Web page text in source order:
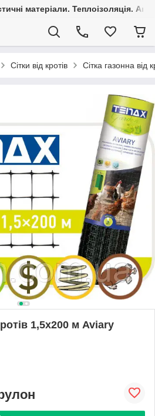
матеріали. Теплоізоляція.
Сітки від кротів Сітка газонна від
1,5х200 м Aviary